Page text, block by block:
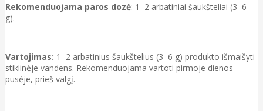
Rekomenduojama paros dozė: 1–2 arbatiniai šaukšteliai (3–6
g).
Vartojimas: 1–2 arbatinius šaukštelius (3–6 g) produkto išmaišyti
stiklinėje vandens. Rekomenduojama vartoti pirmoje dienos
pusėje, prieš valgį.